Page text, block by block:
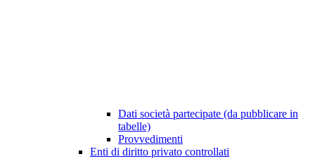
Dati società partecipate (da pubblicare in
tabelle)
Provvedimenti
Enti di diritto privato controllati